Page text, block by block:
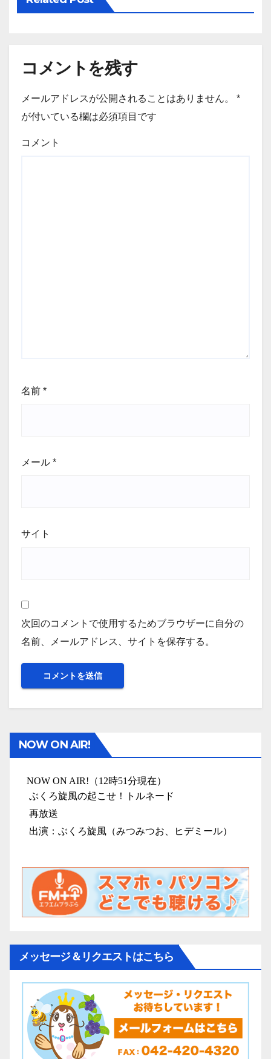
コメントを残す
メールアドレスが公開されることはありません。
*
が付いている欄は必須項目です
コメント
名前 *
メール *
サイト
次回のコメントで使用するためブラウザーに自分の
名前、メールアドレス、サイトを保存する。
NOW ON AIR!
メッセージ＆リクエストはこちら